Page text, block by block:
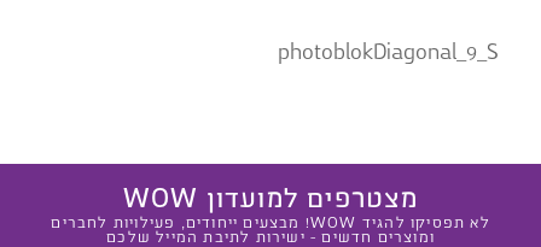
photoblokDiagonal_9_S
מצטרפים למועדון WOW
לא תפסיקו להגיד WOW! מבצעים ייחודים, פעילויות לחברים
ומוצרים חדשים - ישירות לתיבת המייל שלכם